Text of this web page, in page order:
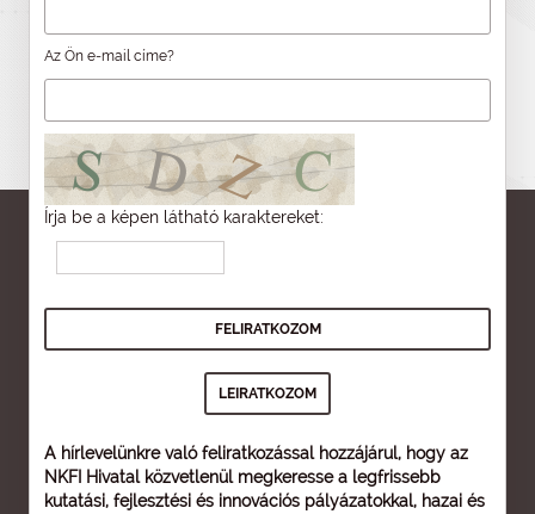
Az Ön e-mail címe?
Írja be a képen látható karaktereket:
A hírlevelünkre való feliratkozással hozzájárul, hogy az
NKFI Hivatal közvetlenül megkeresse a legfrissebb
kutatási, fejlesztési és innovációs pályázatokkal, hazai és